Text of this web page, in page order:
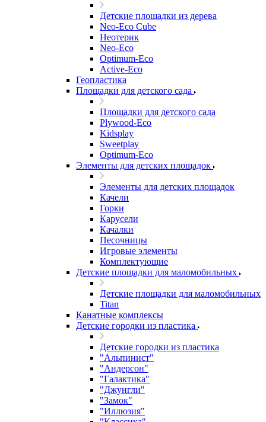
Детские площадки из дерева
Neo-Eco Cube
Неотерик
Neo-Eco
Оptimum-Еco
Active-Eco
Геопластика
Площадки для детского сада
Площадки для детского сада
Plywood-Eco
Kidsplay
Sweetplay
Оptimum-Еco
Элементы для детских площадок
Элементы для детских площадок
Качели
Горки
Карусели
Качалки
Песочницы
Игровые элементы
Комплектующие
Детские площадки для маломобильных
Детские площадки для маломобильных
Titan
Канатные комплексы
Детские городки из пластика
Детские городки из пластика
"Альпинист"
"Андерсон"
"Галактика"
"Джунгли"
"Замок"
"Иллюзия"